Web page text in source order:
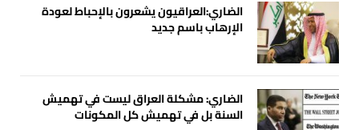
الضاري:العراقيون يشعرون بالإحباط لعودة
الإرهاب باسم جديد
الضاري: مشكلة العراق ليست في تهميش
السنة بل في تهميش كل المكونات